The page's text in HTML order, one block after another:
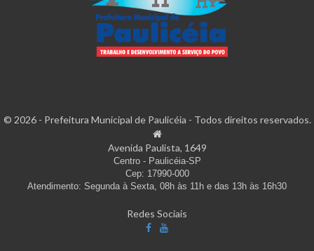
© 2026 - Prefeitura Municipal de Paulicéia - Todos direitos reservados.
Avenida Paulista, 1649
Centro - Paulicéia-SP
Cep: 17990-000
Atendimento: Segunda à Sexta, 08h às 11h e das 13h às 16h30
Redes Sociais